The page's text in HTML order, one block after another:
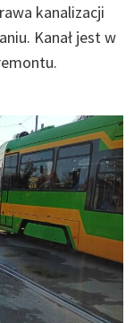
kanalizacji
Kanał jest w